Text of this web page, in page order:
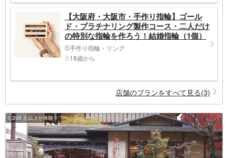
【大阪府・大阪市・手作り指輪】ゴール
ド・プラチナリング製作コース・二人だけ
の特別な指輪を作ろう！結婚指輪（1個）
手作り指輪・リング
18歳から
店舗のプランをすべて見る(3)
1,200 人以上が体験！